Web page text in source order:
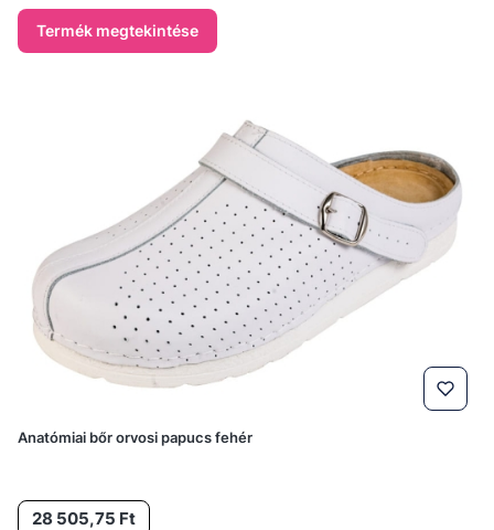
Termék megtekintése
Anatómiai bőr orvosi papucs fehér
Ár28 505,75 Ft